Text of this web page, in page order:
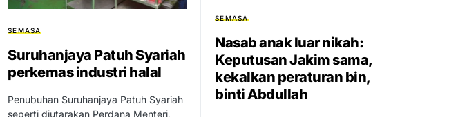
SEMASA
Suruhanjaya Patuh Syariah
perkemas industri halal
Penubuhan Suruhanjaya Patuh Syariah
seperti diutarakan Perdana Menteri,
SEMASA
Nasab anak luar nikah:
Keputusan Jakim sama,
kekalkan peraturan bin,
binti Abdullah